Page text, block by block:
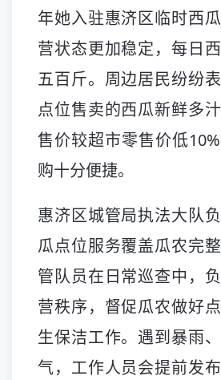
年她入驻惠济区临时西
营状态更加稳定，每日
五百斤。周边居民纷纷
点位售卖的西瓜新鲜多汁
售价较超市零售价低
购十分便捷。
惠济区城管局执法大队
瓜点位服务覆盖瓜农完
管队员在日常巡查中，
营秩序，督促瓜农做好
生保洁工作。遇到暴雨
气，工作人员会提前发